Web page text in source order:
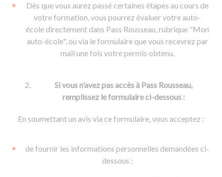
Voir tous les supports
Formation FCO
Formation CACES
Devenir enseignant de la conduite
Ressources
Dès que vous aurez passé certaines étapes au cours de
votre formation, vous pourrez évaluer votre auto-
école directement dans Pass Rousseau, rubrique "Mon
auto-école", ou via le formulaire que vous recevrez par
mail une fois votre permis obtenu.
Si vous n'avez pas accès à Pass Rousseau,
remplissez le formulaire ci-dessous :
En soumettant un avis via ce formulaire, vous acceptez :
de fournir les informations personnelles demandées ci-
dessous ;